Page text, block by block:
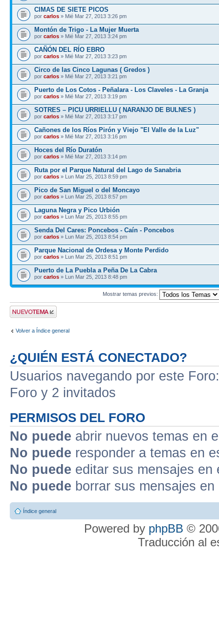
CIMAS DE SIETE PICOS
por carlos » Mié Mar 27, 2013 3:26 pm
Montón de Trigo - La Mujer Muerta
por carlos » Mié Mar 27, 2013 3:24 pm
CAÑÓN DEL RÍO EBRO
por carlos » Mié Mar 27, 2013 3:23 pm
Circo de las Cinco Lagunas ( Gredos )
por carlos » Mié Mar 27, 2013 3:21 pm
Puerto de Los Cotos - Peñalara - Los Claveles - La Granja
por carlos » Mié Mar 27, 2013 3:19 pm
SOTRES – PICU URRIELLU ( NARANJO DE BULNES )
por carlos » Mié Mar 27, 2013 3:17 pm
Cañones de los Ríos Pirón y Viejo "El Valle de la Luz"
por carlos » Mié Mar 27, 2013 3:16 pm
Hoces del Río Duratón
por carlos » Mié Mar 27, 2013 3:14 pm
Ruta por el Parque Natural del Lago de Sanabria
por carlos » Lun Mar 25, 2013 8:59 pm
Pico de San Miguel o del Moncayo
por carlos » Lun Mar 25, 2013 8:57 pm
Laguna Negra y Pico Urbión
por carlos » Lun Mar 25, 2013 8:55 pm
Senda Del Cares: Poncebos - Caín - Poncebos
por carlos » Lun Mar 25, 2013 8:54 pm
Parque Nacional de Ordesa y Monte Perdido
por carlos » Lun Mar 25, 2013 8:51 pm
Puerto de La Puebla a Peña De La Cabra
por carlos » Lun Mar 25, 2013 8:48 pm
Mostrar temas previos:
Publicar un nuevo
tema
Volver a Índice general
¿QUIÉN ESTÁ CONECTADO?
Usuarios navegando por este
Foro y 2 invitados
PERMISOS DEL FORO
No puede abrir nuevos temas en
No puede responder a temas en
No puede editar sus mensajes en
No puede borrar sus mensajes
Índice general
Powered by phpBB ©
Traducción al